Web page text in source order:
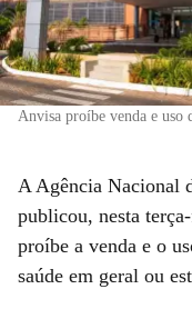
Anvisa proíbe venda e uso
A Agência Nacional
publicou, nesta
proíbe a venda e o
saúde em geral ou